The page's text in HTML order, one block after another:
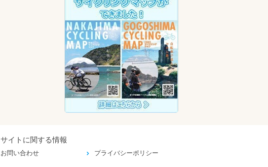
サイトに関する情報
お問い合わせ プライバシーポリシー